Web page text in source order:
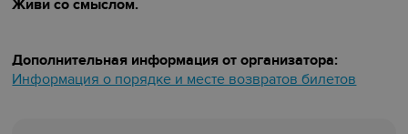
Живи со смыслом.
Дополнительная информация от организатора:
Информация о порядке и месте возвратов билетов